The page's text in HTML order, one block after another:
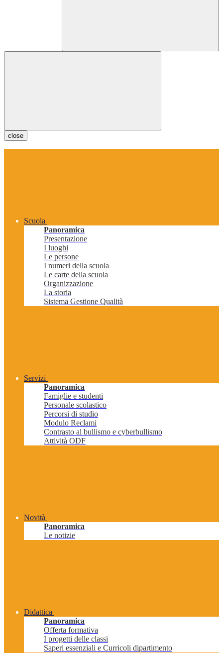
close
Scuola
Panoramica
Presentazione
I luoghi
Le persone
I numeri della scuola
Le carte della scuola
Organizzazione
La storia
Sistema Gestione Qualità
Servizi
Panoramica
Famiglie e studenti
Personale scolastico
Percorsi di studio
Modulo Reclami
Contrasto al bullismo e cyberbullismo
Attività ODF
Novità
Panoramica
Le notizie
Didattica
Panoramica
Offerta formativa
I progetti delle classi
Saperi essenziali e Curricoli dipartimento